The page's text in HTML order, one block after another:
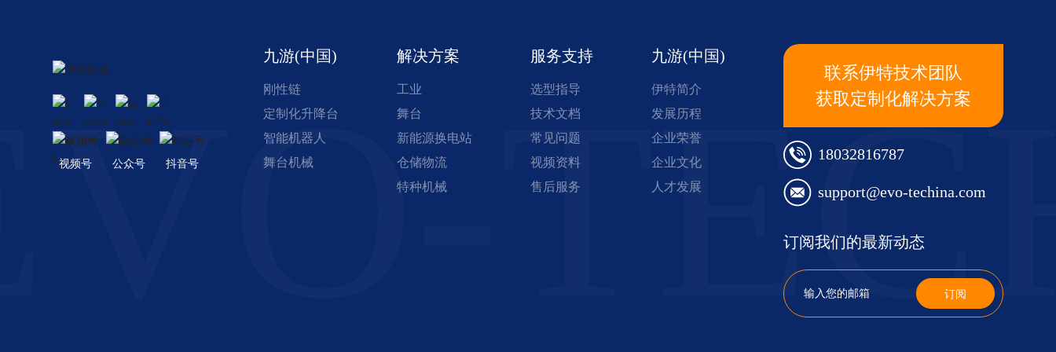
视频号 公众号 抖音号
九游(中国)
刚性链
定制化升降台
智能机器人
舞台机械
解决方案
工业
舞台
新能源换电站
仓储物流
特种机械
服务支持
选型指导
技术文档
常见问题
视频资料
售后服务
九游(中国)
伊特简介
发展历程
企业荣誉
企业文化
人才发展
联系伊特技术团队
获取定制化解决方案
18032816787
support@evo-techina.com
订阅我们的最新动态
订阅